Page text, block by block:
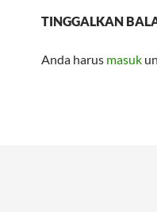
TINGGALKAN
Anda harus masuk